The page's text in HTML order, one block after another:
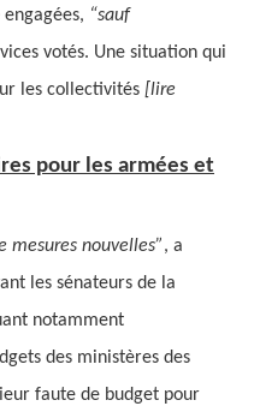
“sauf
votés. Une situation qui
les collectivités [lire
pour les armées et
mesures nouvelles”, a
les sénateurs de la
notamment
des ministères des
faute de budget pour